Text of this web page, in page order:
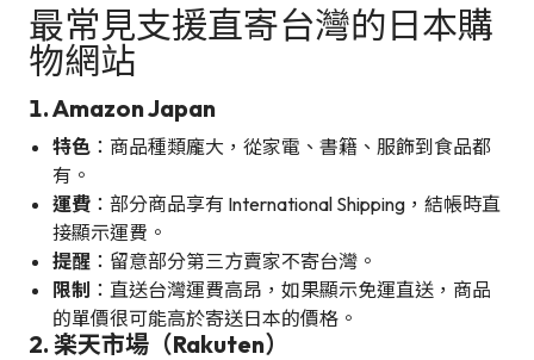
最常見支援直寄台灣的日本購
物網站
1. Amazon Japan
特色 ：商品種類龐大，從家電、書籍、服飾到食品都
有。
運費 ：部分商品享有 International Shipping，結帳時直
接顯示運費。
提醒 ：留意部分第三方賣家不寄台灣。
限制 ：直送台灣運費高昂，如果顯示免運直送，商品
的單價很可能高於寄送日本的價格。
2. 楽天市場（Rakuten）